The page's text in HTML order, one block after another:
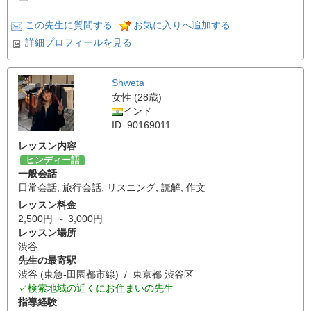
この先生に質問する
お気に入りへ追加する
詳細プロフィールを見る
Shweta
女性 (28歳)
インド
ID: 90169011
レッスン内容
ヒンディー語
一般会話
日常会話 旅行会話 リスニング 読解 作文
レッスン料金
2,500円 ～ 3,000円
レッスン場所
渋谷
先生の最寄駅
渋谷 (東急-田園都市線) / 東京都 渋谷区
✓検索地域の近くにお住まいの先生
指導経験